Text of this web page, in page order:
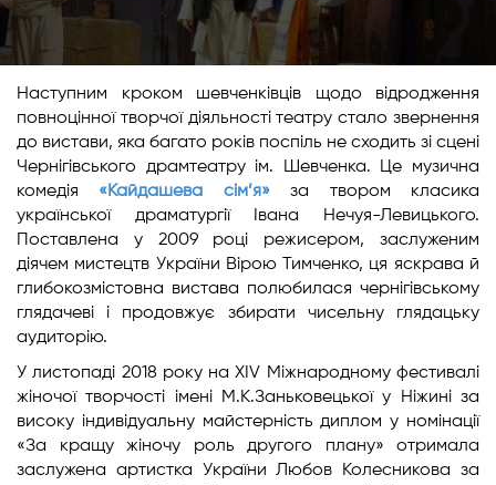
Наступним кроком шевченківців щодо відродження
повноцінної творчої діяльності театру стало звернення
до вистави, яка багато років поспіль не сходить зі сцені
Чернігівського драмтеатру ім. Шевченка. Це музична
комедія «Кайдашева сім’я»за твором класика
української драматургії Івана Нечуя-Левицького.
Поставлена у 2009 році режисером, заслуженим
діячем мистецтв України Вірою Тимченко, ця яскрава й
глибокозмістовна вистава полюбилася чернігівському
глядачеві і продовжує збирати чисельну глядацьку
аудиторію.
У листопаді 2018 року на XIV Міжнародному фестивалі
жіночої творчості імені М.К.Заньковецької у Ніжині за
високу індивідуальну майстерність диплом у номінації
«За кращу жіночу роль другого плану» отримала
заслужена артистка України Любов Колесникова за